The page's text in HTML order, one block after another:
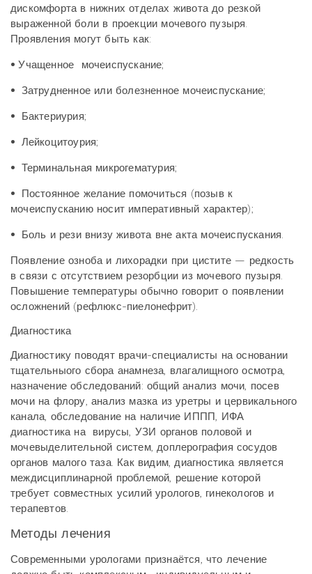
дискомфорта в нижних отделах живота до резкой
выраженной боли в проекции мочевого пузыря.
Проявления могут быть как:
•Учащенное мочеиспускание;
• Затрудненное или болезненное мочеиспускание;
• Бактериурия;
• Лейкоцитоурия;
• Терминальная микрогематурия;
• Постоянное желание помочиться (позыв к
мочеиспусканию носит императивный характер);
• Боль и рези внизу живота вне акта мочеиспускания.
Появление озноба и лихорадки при цистите — редкость
в связи с отсутствием резорбции из мочевого пузыря.
Повышение температуры обычно говорит о появлении
осложнений (рефлюкс-пиелонефрит).
Диагностика
Диагностику поводят врачи-специалисты на основании
тщательныого сбора анамнеза, влагалищного осмотра,
назначение обследований: общий анализ мочи, посев
мочи на флору, анализ мазка из уретры и цервикального
канала, обследование на наличие ИППП, ИФА
диагностика на вирусы, УЗИ органов половой и
мочевыделительной систем, доплерография сосудов
органов малого таза. Как видим, диагностика является
междисциплинарной проблемой, решение которой
требует совместных усилий урологов, гинекологов и
терапевтов.
Методы лечения
Современными урологами признаётся, что лечение